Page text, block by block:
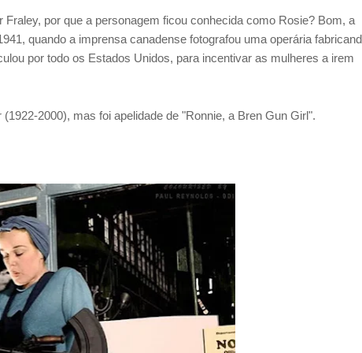
Fraley, por que a personagem ficou conhecida como Rosie? Bom, a
quando a imprensa canadense fotografou uma operária
por todo os Estados Unidos, para incentivar as mulheres a irem
2000), mas foi apelidade de "Ronnie, a Bren Gun Girl".